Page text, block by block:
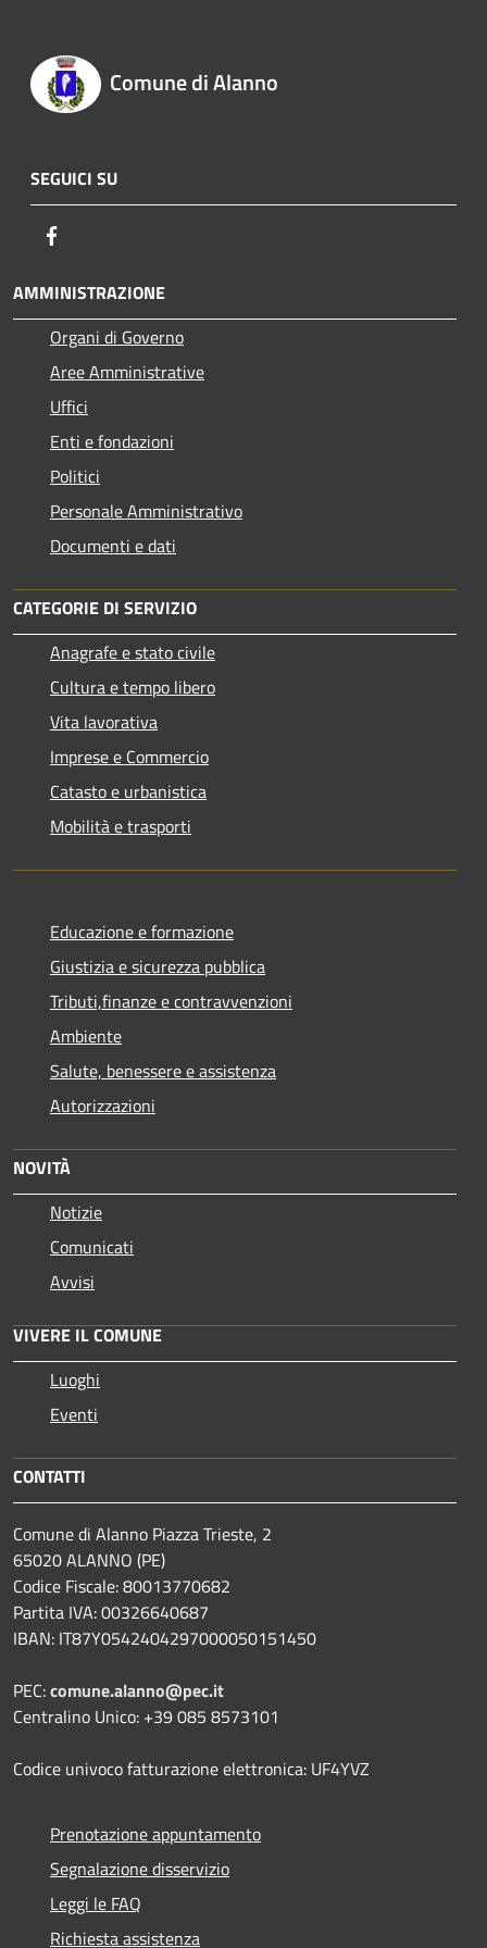
Comune di Alanno
SEGUICI SU
AMMINISTRAZIONE
Organi di Governo
Aree Amministrative
Uffici
Enti e fondazioni
Politici
Personale Amministrativo
Documenti e dati
CATEGORIE DI SERVIZIO
Anagrafe e stato civile
Cultura e tempo libero
Vita lavorativa
Imprese e Commercio
Catasto e urbanistica
Mobilità e trasporti
Educazione e formazione
Giustizia e sicurezza pubblica
Tributi,finanze e contravvenzioni
Ambiente
Salute, benessere e assistenza
Autorizzazioni
NOVITÀ
Notizie
Comunicati
Avvisi
VIVERE IL COMUNE
Luoghi
Eventi
CONTATTI
Comune di Alanno Piazza Trieste, 2
65020 ALANNO (PE)
Codice Fiscale: 80013770682
Partita IVA: 00326640687
IBAN: IT87Y0542404297000050151450
PEC:comune.alanno@pec.it
Centralino Unico: +39 085 8573101
Codice univoco fatturazione elettronica: UF4YVZ
Prenotazione appuntamento
Segnalazione disservizio
Leggi le FAQ
Richiesta assistenza